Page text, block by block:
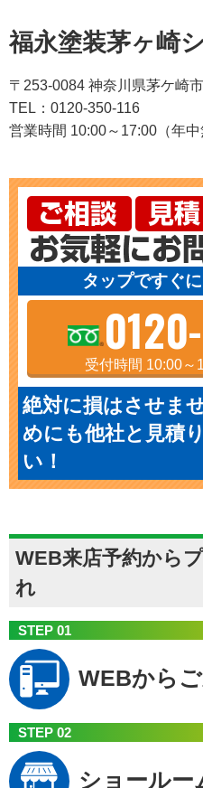
福永塗装茅ヶ崎
〒253-0084 神奈川県茅ケ崎
TEL：0120-350-116
営業時間 10:00～17:00（年中
タップですぐ
受付時間 10:00～
絶対に損はさせま
めにも他社と見積
い！
WEB来店予約から
れ
STEP 01
WEBから
STEP 02
ショールー